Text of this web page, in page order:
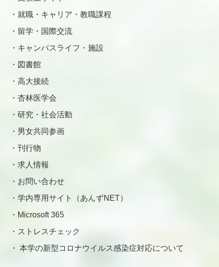
就職・キャリア・教職課程
留学・国際交流
キャンパスライフ・施設
図書館
高大接続
杏林医学会
研究・社会活動
男女共同参画
刊行物
求人情報
お問い合わせ
学内専用サイト（あんずNET）
Microsoft 365
ストレスチェック
本学の新型コロナウイルス感染症対応について